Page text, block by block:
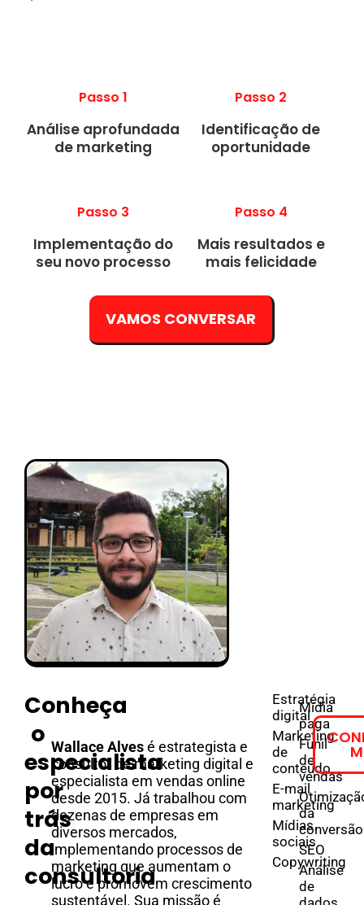
Passo 1
Análise aprofundada
de marketing
Passo 2
Identificação de
oportunidade
Passo 3
Implementação do
seu novo processo
Passo 4
Mais resultados e
mais felicidade
VAMOS CONVERSAR
Conheça
o
especialista
por
trás
da
consultoria
Wallace Alvesé estrategista e
consultor de marketing digital e
especialista em vendas online
desde 2015. Já trabalhou com
dezenas de empresas em
diversos mercados,
implementando processos de
marketing que aumentam o
lucro e promovem crescimento
sustentável. Sua missão é
Estratégia
digital
Marketing
de
conteúdo
E-mail
marketing
Mídias
sociais
Copywriting
Mídia
paga
Funil
de
vendas
da
conversão
SEO
Análise
de